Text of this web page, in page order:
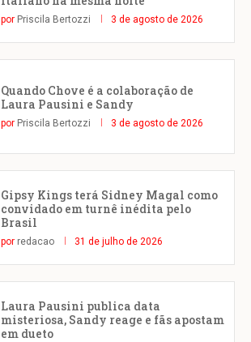
por Priscila Bertozzi 3 de agosto de 2026
Quando Chove é a colaboração de
Laura Pausini e Sandy
por Priscila Bertozzi 3 de agosto de 2026
Gipsy Kings terá Sidney Magal como
convidado em turnê inédita pelo
Brasil
por redacao 31 de julho de 2026
Laura Pausini publica data
misteriosa, Sandy reage e fãs apostam
em dueto